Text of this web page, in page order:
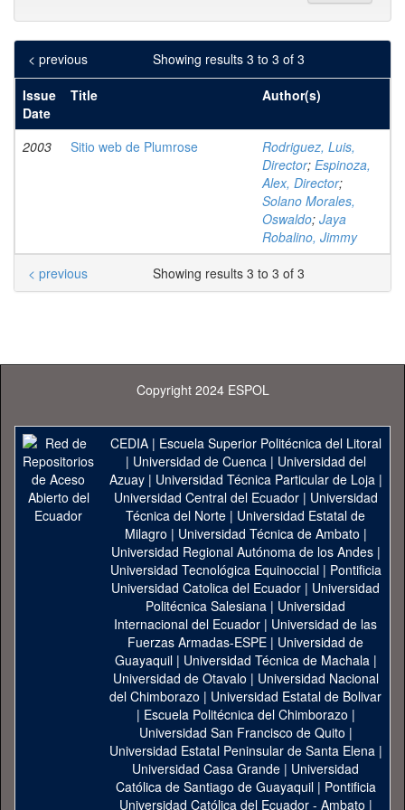
Showing results 3 to 3 of 3
< previous
Issue
Date
Title Author(s)
2003 Sitio web de Plumrose
Rodriguez, Luis,
Director; Espinoza,
Alex, Director;
Solano Morales,
Oswaldo; Jaya
Robalino, Jimmy
Showing results 3 to 3 of 3
< previous
Copyright 2024 ESPOL
CEDIA| Escuela Superior Politécnica del Litoral
| Universidad de Cuenca| Universidad del
Azuay| Universidad Técnica Particular de Loja|
Universidad Central del Ecuador| Universidad
Técnica del Norte | Universidad Estatal de
Milagro | Universidad Técnica de Ambato |
Universidad Regional Autónoma de los Andes|
Universidad Tecnológica Equinoccial| Pontificia
Universidad Catolica del Ecuador | Universidad
Politécnica Salesiana | Universidad
Internacional del Ecuador | Universidad de las
Fuerzas Armadas-ESPE | Universidad de
Guayaquil| Universidad Técnica de Machala|
Universidad de Otavalo | Universidad Nacional
del Chimborazo | Universidad Estatal de Bolivar
| Escuela Politécnica del Chimborazo |
Universidad San Francisco de Quito |
Universidad Estatal Peninsular de Santa Elena|
Universidad Casa Grande | Universidad
Católica de Santiago de Guayaquil| Pontificia
Universidad Católica del Ecuador - Ambato |